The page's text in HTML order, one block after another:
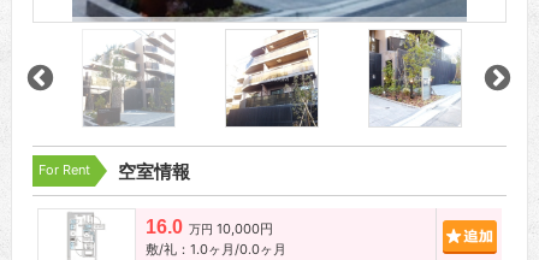
For Rent 空室情報
16.0 万円 10,000円
敷/礼：1.0ヶ月/0.0ヶ月